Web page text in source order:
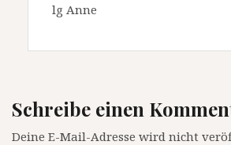
lg Anne
Schreibe einen
Deine E-Mail-Adresse wird nicht